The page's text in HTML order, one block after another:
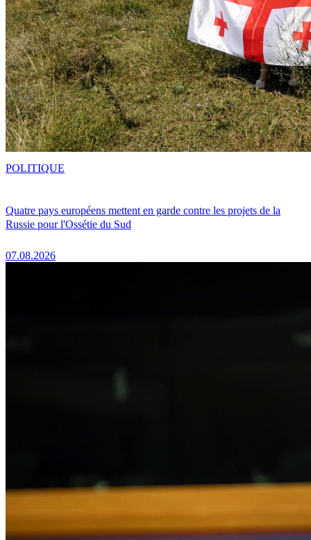
Quatre pays européens mettent en garde contre les projets de la
Russie pour l'Ossétie du Sud
07.08.2026
POLITIQUE